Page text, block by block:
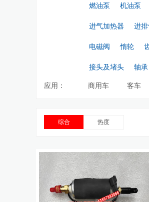
燃油泵 机油泵
进气加热器 进
电磁阀 惰轮
接头及堵头 轴承
应用： 商用车 客车
综合 热度